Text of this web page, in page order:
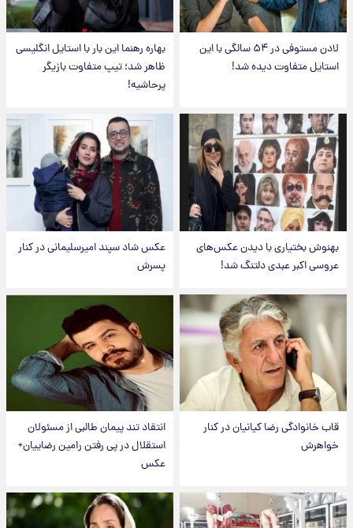
لادن مستوفی در ۵۴ سالگی با این
استایل متفاوت دیده شد!
بهاره رهنما این بار با استایل انگلیسی
ظاهر شد؛ تیپ متفاوت بازیگر
پرحاشیه!
بهنوش بختیاری با دیدن عکس‌های
عروسی اکبر عبدی دلتنگ شد!
عکس شاد سپند امیرسلیمانی در کنار
پسرش
قاب خانوادگی رضا کیانیان در کنار
خواهرش
انتقاد تند پیمان طالبی از مسئولان
استقلال در پی رفتن رامین رضاییان+
عکس